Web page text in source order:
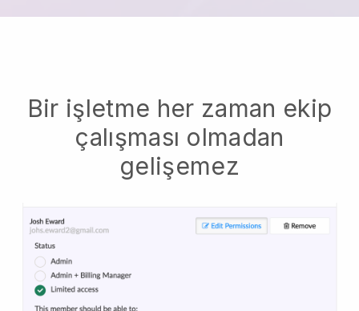
Bir işletme her zaman ekip
çalışması olmadan
gelişemez